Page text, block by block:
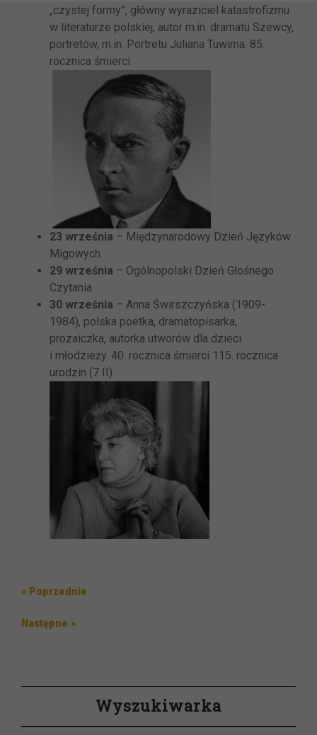
„czystej formy”, główny wyraziciel katastrofizmu
w literaturze polskiej, autor m.in. dramatu Szewcy,
portretów, m.in. Portretu Juliana Tuwima. 85.
rocznica śmierci
23 września – Międzynarodowy Dzień Języków
Migowych
29 września – Ogólnopolski Dzień Głośnego
Czytania
30 września – Anna Świrszczyńska (1909-
1984), polska poetka, dramatopisarka,
prozaiczka, autorka utworów dla dzieci
i młodzieży. 40. rocznica śmierci 115. rocznica
urodzin (7 II)
Nawigacja
Poprzedni
« Poprzednie
Następny
Następne »
Wyszukiwarka